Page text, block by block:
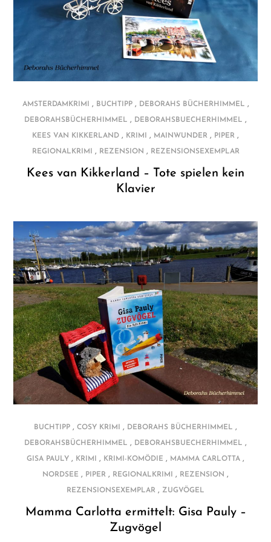
AMSTERDAMKRIMI , BUCHTIPP, DEBORAHS BÜCHERHIMMEL ,
DEBORAHSBÜCHERHIMMEL , DEBORAHSBUECHERHIMMEL ,
KEES VAN KIKKERLAND , KRIMI , MAINWUNDER , PIPER ,
REGIONALKRIMI , REZENSION , REZENSIONSEXEMPLAR
Kees van Kikkerland – Tote spielen kein
Klavier
BUCHTIPP , COSY KRIMI , DEBORAHS BÜCHERHIMMEL ,
DEBORAHSBÜCHERHIMMEL , DEBORAHSBUECHERHIMMEL ,
GISA PAULY , KRIMI , KRIMI-KOMÖDIE , MAMMA CARLOTTA ,
NORDSEE , PIPER , REGIONALKRIMI , REZENSION ,
REZENSIONSEXEMPLAR , ZUGVÖGEL
Mamma Carlotta ermittelt: Gisa Pauly –
Zugvögel